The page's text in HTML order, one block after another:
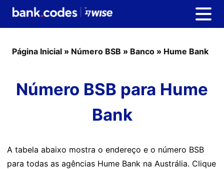
Página Inicial » Número BSB » Banco » Hume Bank
Número BSB para Hume
Bank
A tabela abaixo mostra o endereço e o número BSB
para todas as agências Hume Bank na Austrália. Clique